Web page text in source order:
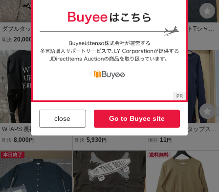
ダブルタップス DESERT
STORMスウェットパーカ
ム 40% FPAR ディセンダ
ント descendant
即決 20,000
ト beach pants ダブルタ
ップス 40% FPAR
8,000 円
WTAPS スポットTシャツ
SCREEN ダブルタップス
SPOT ディセンダント de
scendant 40％ FPAR
WTAPS 長袖シャツ ダブ
ルタップス 03 コットン
即決 8,000 円
送料無料
FPARフォーティーパーセ
ント WTAPS ダブルタッ
Y I AM GOING TO LOSE
即決 5,930 円
送料無料
鑑定付き
WTAPS ダブルタップス
長袖Tシャツ ロンT ブラッ
現在 11円
本日終了 送料無料
close Go to Buyee site